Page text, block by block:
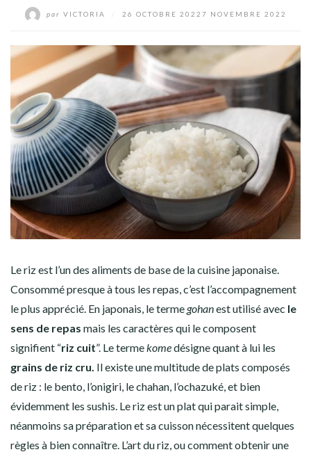
par VICTORIA 26 OCTOBRE 2022 7 NOVEMBRE 2022
Lerizest l’un des aliments de base de la cuisine japonaise.
Consommé presque à tous les repas, c’est l’accompagnement
le plus apprécié. En japonais, le termegohanest utilisé avec le
sens de repas mais les caractères qui le composent
signifient “riz cuit”. Le terme komedésigne quant à lui les
grains de riz cru. Il existe une multitude de plats composés
deriz : le bento, l’onigiri, le chahan, l’ochazuké, et bien
évidemment les sushis. Lerizest un plat qui parait simple,
néanmoins sa préparation et sa cuisson nécessitent quelques
règles à bien connaître. L’art duriz, ou comment obtenir une